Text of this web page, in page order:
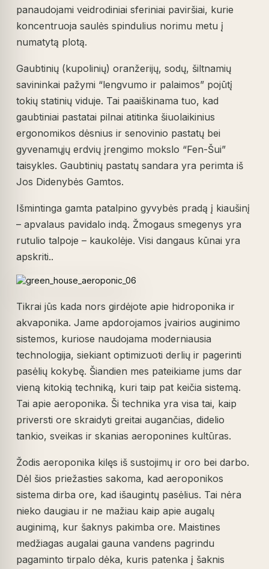
panaudojami veidrodiniai sferiniai paviršiai, kurie
koncentruoja saulės spindulius norimu metu į
numatytą plotą.
Gaubtinių (kupolinių) oranžerijų, sodų, šiltnamių
savininkai pažymi “lengvumo ir palaimos” pojūtį
tokių statinių viduje. Tai paaiškinama tuo, kad
gaubtiniai pastatai pilnai atitinka šiuolaikinius
ergonomikos dėsnius ir senovinio pastatų bei
gyvenamųjų erdvių įrengimo mokslo “Fen-Šui”
taisykles. Gaubtinių pastatų sandara yra perimta iš
Jos Didenybės Gamtos.
Išmintinga gamta patalpino gyvybės pradą į kiaušinį
– apvalaus pavidalo indą. Žmogaus smegenys yra
rutulio talpoje – kaukolėje. Visi dangaus kūnai yra
apskriti..
Tikrai jūs kada nors girdėjote apie hidroponika ir
akvaponika. Jame apdorojamos įvairios auginimo
sistemos, kuriose naudojama moderniausia
technologija, siekiant optimizuoti derlių ir pagerinti
pasėlių kokybę. Šiandien mes pateikiame jums dar
vieną kitokią techniką, kuri taip pat keičia sistemą.
Tai apie aeroponika. Ši technika yra visa tai, kaip
priversti ore skraidyti greitai augančias, didelio
tankio, sveikas ir skanias aeroponines kultūras.
Žodis aeroponika kilęs iš sustojimų ir oro bei darbo.
Dėl šios priežasties sakoma, kad aeroponikos
sistema dirba ore, kad išaugintų pasėlius. Tai nėra
nieko daugiau ir ne mažiau kaip apie augalų
auginimą, kur šaknys pakimba ore. Maistines
medžiagas augalai gauna vandens pagrindu
pagaminto tirpalo dėka, kuris patenka į šaknis